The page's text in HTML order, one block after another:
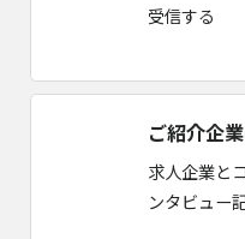
受信する
ご紹介企
求人企業と
ンタビュー